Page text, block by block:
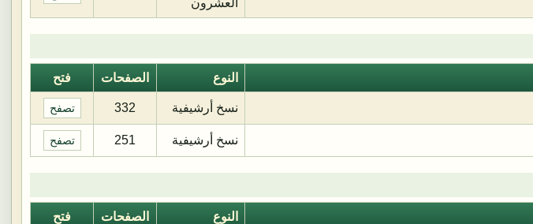
النوع الصفحات فتح
نسخ أرشيفية 332 تصفح
نسخ أرشيفية 251 تصفح
النوع الصفحات فتح